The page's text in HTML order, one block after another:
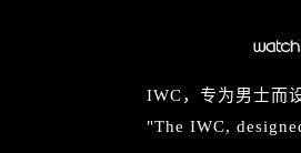
IWC，专为男士而
"The IWC,